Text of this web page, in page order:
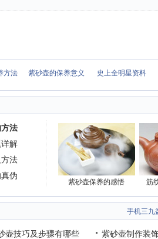
方法 紫砂壶的保养意义 史上全明星资料
法
解
法
伪
紫砂壶保养的感悟 筋
手机三九
壶技巧及步骤有哪些
紫砂壶制作装